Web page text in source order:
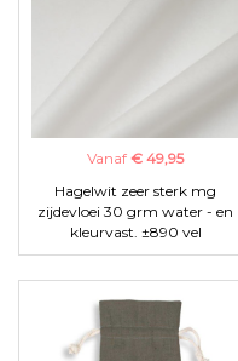
Vanaf € 49,95
Hagelwit zeer sterk mg
zijdevloei 30 grm water - en
kleurvast. ±890 vel